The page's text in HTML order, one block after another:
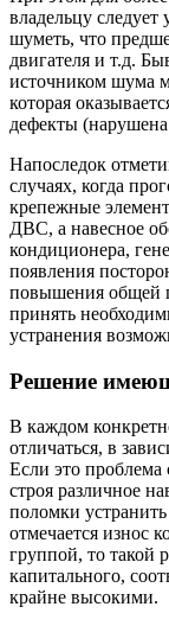
владельцу
шуметь, что
двигателя и т.д.
источником шума
которая
дефекты
Напоследок
случаях, когда
крепежные
ДВС, а навесное
кондиционера,
появления
повышения общей
принять
устранения
Решение
В каждом
отличаться, в
Если это
строя различное
поломки
отмечается износ
группой, то такой
капитального,
крайне высокими.